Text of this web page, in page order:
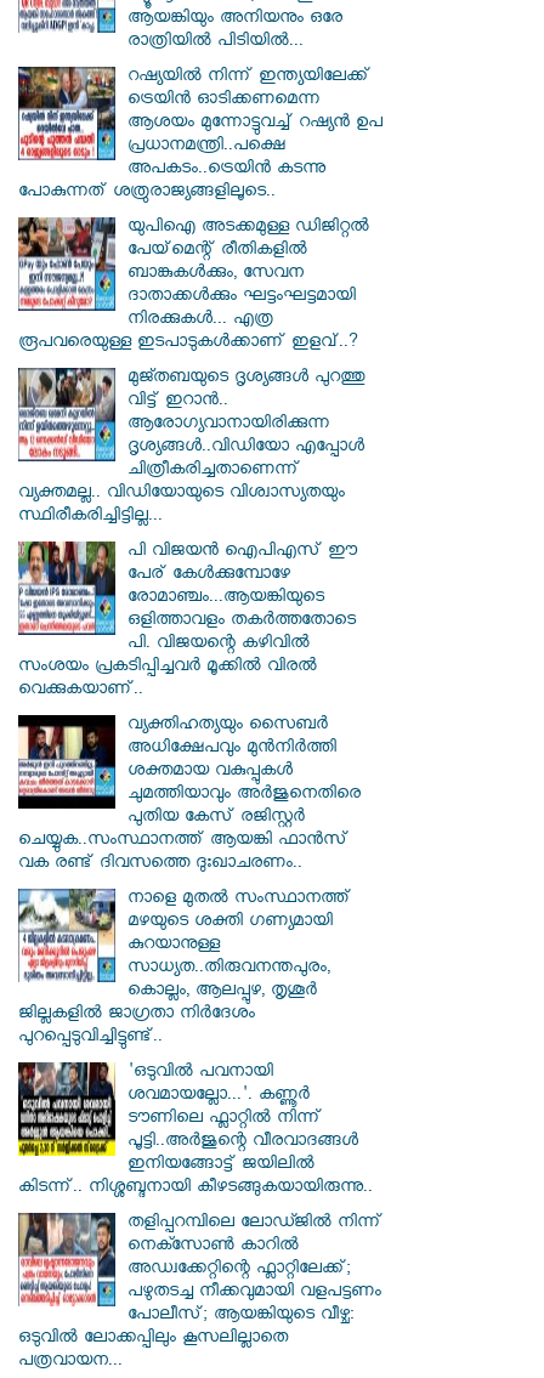
ആയങ്കിയും അനിയനും ഒരേ
രാത്രിയിൽ പിടിയിൽ...
റഷ്യയിൽ നിന്ന് ഇന്ത്യയിലേക്ക്
ട്രെയിൻ ഓടിക്കണമെന്ന
ആശയം മുന്നോട്ടുവച്ച് റഷ്യൻ ഉപ
പ്രധാനമന്ത്രി..പക്ഷെ
അപകടം..ട്രെയിൻ കടന്നു
പോകുന്നത് ശത്രുരാജ്യങ്ങളിലൂടെ..
യുപിഐ അടക്കമുള്ള ഡിജിറ്റല്‍
പേയ്‌മെന്റ് രീതികളില്‍
ബാങ്കുകള്‍ക്കും, സേവന
ദാതാക്കള്‍ക്കും ഘട്ടംഘട്ടമായി
നിരക്കുകള്‍... എത്ര
രൂപവരെയുള്ള ഇടപാടുകള്‍ക്കാണ് ഇളവ്..?
മുജ്തബയുടെ ദൃശ്യങ്ങൾ പുറത്തു
വിട്ട് ഇറാൻ..
ആരോഗ്യവാനായിരിക്കുന്ന
ദൃശ്യങ്ങൾ..വിഡിയോ എപ്പോൾ
ചിത്രീകരിച്ചതാണെന്ന്
വ്യക്തമല്ല.. വിഡിയോയുടെ വിശ്വാസ്യതയും
സ്ഥിരീകരിച്ചിട്ടില്ല...
പി വിജയന്‍ ഐപിഎസ് ഈ
പേര് കേൾക്കുമ്പോഴേ
രോമാഞ്ചം...ആയങ്കിയുടെ
ഒളിത്താവളം തകര്‍ത്തതോടെ
പി. വിജയന്റെ കഴിവില്‍
സംശയം പ്രകടിപ്പിച്ചവര്‍ മൂക്കില്‍ വിരല്‍
വെക്കുകയാണ്..
വ്യക്തിഹത്യയും സൈബര്‍
അധിക്ഷേപവും മുന്‍നിര്‍ത്തി
ശക്തമായ വകുപ്പുകള്‍
ചുമത്തിയാവും അർജുനെതിരെ
പുതിയ കേസ് രജിസ്റ്റര്‍
ചെയ്യുക..സംസ്ഥാനത്ത് ആയങ്കി ഫാൻസ്
വക രണ്ട് ദിവസത്തെ ദുഃഖാചരണം..
നാളെ മുതൽ സംസ്ഥാനത്ത്
മഴയുടെ ശക്തി ഗണ്യമായി
കുറയാനുള്ള
സാധ്യത..തിരുവനന്തപുരം,
കൊല്ലം, ആലപ്പുഴ, തൃശൂർ
ജില്ലകളിൽ ജാഗ്രതാ നിർദേശം
പുറപ്പെടുവിച്ചിട്ടുണ്ട്..
'ഒടുവിൽ പവനായി
ശവമായല്ലോ...'. കണ്ണൂര്‍
ടൗണിലെ ഫ്ലാറ്റിൽ നിന്ന്
പൂട്ടി..അർജുന്റെ വീരവാദങ്ങൾ
ഇനിയങ്ങോട്ട് ജയിലിൽ
കിടന്ന്.. നിശ്ശബ്ദനായി കീഴടങ്ങുകയായിരുന്നു..
തളിപ്പറമ്പിലെ ലോഡ്ജിൽ നിന്ന്
നെക്സോൺ കാറിൽ
അഡ്വക്കേറ്റിന്റെ ഫ്ലാറ്റിലേക്ക്;
പഴുതടച്ച നീക്കവുമായി വളപട്ടണം
പോലീസ്; ആയങ്കിയുടെ വീഴ്ച:
ഒടുവിൽ ലോക്കപ്പിലും കൂസലില്ലാതെ
പത്രവായന...